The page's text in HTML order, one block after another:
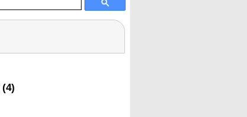
(4)